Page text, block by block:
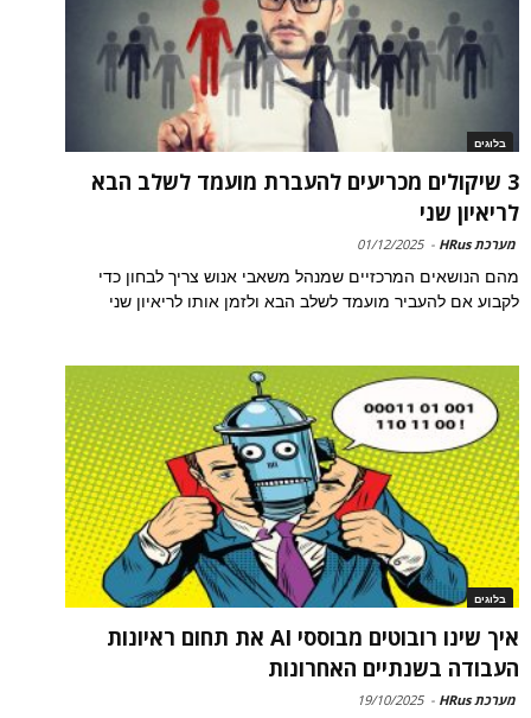
בלוגים
3 שיקולים מכריעים להעברת מועמד לשלב הבא
לריאיון שני
מערכת HRus -
01/12/2025
מהם הנושאים המרכזיים שמנהל משאבי אנוש צריך לבחון כדי
לקבוע אם להעביר מועמד לשלב הבא ולזמן אותו לריאיון שני
בלוגים
איך שינו רובוטים מבוססי AI את תחום ראיונות
העבודה בשנתיים האחרונות
מערכת HRus -
19/10/2025